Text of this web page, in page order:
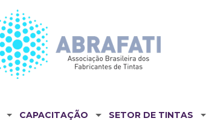
CAPACITAÇÃO SETOR DE TINTAS